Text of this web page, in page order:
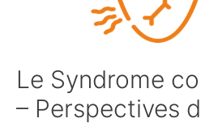
Le Syndrome
– Perspectives